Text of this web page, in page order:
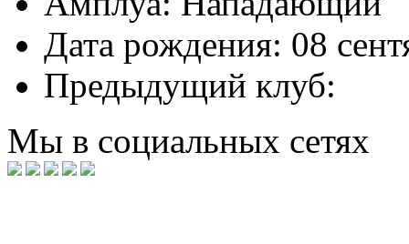
Дата рождения: 08
Предыдущий клуб:
Мы в социальных сетях